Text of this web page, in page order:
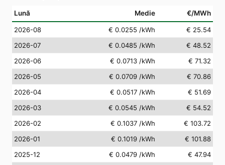
Lună Medie €/MWh
2026-08 € 0.0255 /kWh
€ 25.54
2026-07
€ 0.0485 /kWh
€ 48.52
2026-06
€ 0.0713 /kWh
€ 71.32
2026-05
€ 0.0709 /kWh
€ 70.86
2026-04
€ 0.0517 /kWh
€ 51.69
2026-03
€ 0.0545 /kWh
€ 54.52
2026-02
€ 0.1037 /kWh
€ 103.72
2026-01
€ 0.1019 /kWh
€ 101.88
2025-12
€ 0.0479 /kWh
€ 47.94